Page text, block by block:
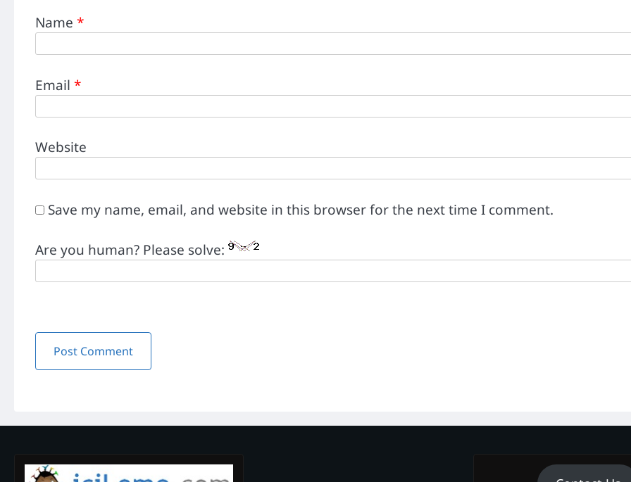
Name *
Email *
Website
Save my name, email, and website in this browser for the next time I comment.
Are you human? Please solve: